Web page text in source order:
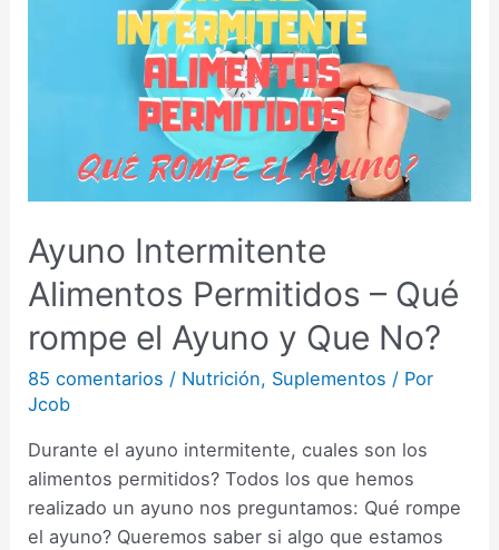
Ayuno Intermitente
Alimentos Permitidos – Qué
rompe el Ayuno y Que No?
85 comentarios / Nutrición, Suplementos / Por
Jcob
Durante el ayuno intermitente, cuales son los
alimentos permitidos? Todos los que hemos
realizado un ayuno nos preguntamos: Qué rompe
el ayuno? Queremos saber si algo que estamos